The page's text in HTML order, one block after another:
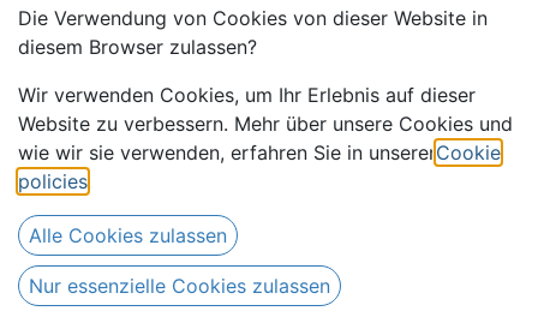
Bazin uni Color 281-salmon,
30 m
390.00€ All prices incl. VAT.Excl. Shipping costs
510.00
Only 1 Stück left in stock.
( 13.00€Meter)
Die Verwendung von Cookies von dieser Website in
diesem Browser zulassen?
Wir verwenden Cookies, um Ihr Erlebnis auf dieser
Website zu verbessern. Mehr über unsere Cookies und
wie wir sie verwenden, erfahren Sie in unserer Cookie
policies
Alle Cookies zulassen
Nur essenzielle Cookies zulassen